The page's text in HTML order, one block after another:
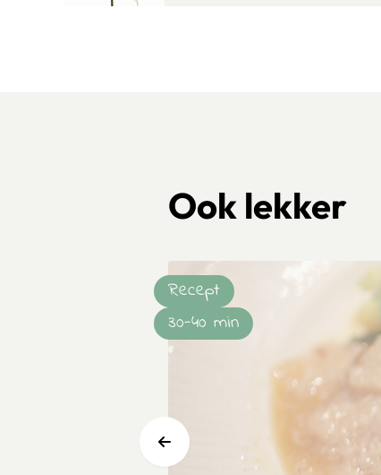
Ook lekker
Recept
30-40 min